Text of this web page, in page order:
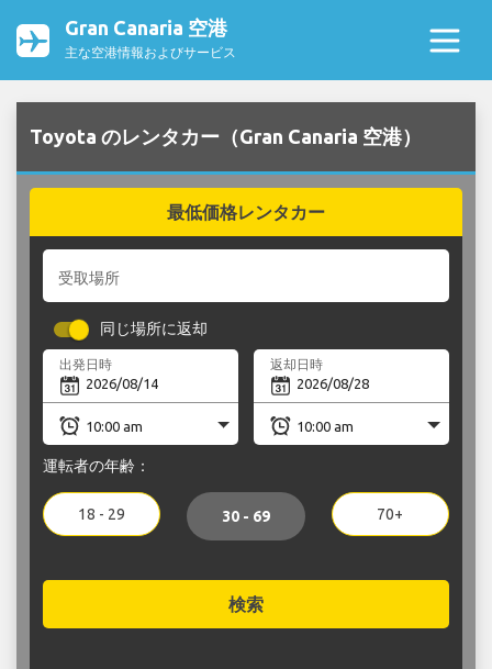
Gran Canaria 空港
主な空港情報およびサービス
Toyota のレンタカー（Gran Canaria 空港）
最低価格レンタカー
受取場所
同じ場所に返却
出発日時 返却日時
運転者の年齢：
18 - 29 30 - 69 70+
検索